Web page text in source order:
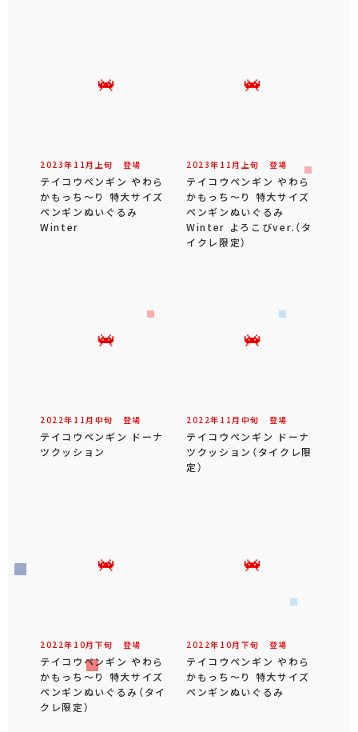
2023年 11 月 上旬 登場
テイコウペンギン やわら
かもっち～り 特大サイズ
ペンギンぬいぐるみ
Winter
2023年 11 月 上旬 登場
テイコウペンギン やわら
かもっち～り 特大サイズ
ペンギンぬいぐるみ
Winter よろこびver.（タ
イクレ限定）
2022年 11 月 中旬 登場
テイコウペンギン ドーナ
ツクッション
2022年 11 月 中旬 登場
テイコウペンギン ドーナ
ツクッション（タイクレ限
定）
2022年 10月 下旬 登場
テイコウペンギン やわら
かもっち～り 特大サイズ
ペンギンぬいぐるみ（タイ
クレ限定）
2022年 10月 下旬 登場
テイコウペンギン やわら
かもっち～り 特大サイズ
ペンギンぬいぐるみ